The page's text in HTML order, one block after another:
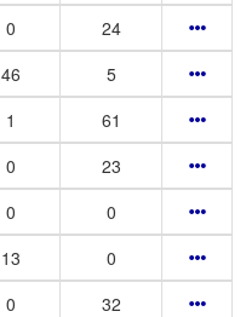
0
24
46
5
1
61
0
23
0
0
13
0
0
32